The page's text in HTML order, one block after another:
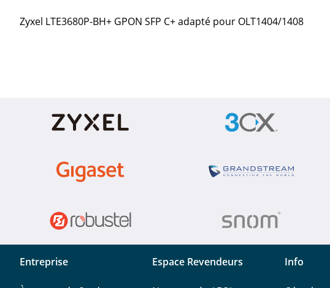
Zyxel LTE3680P-BH+ GPON SFP C+ adapté pour OLT1404/1408
Entreprise Espace Revendeurs Info